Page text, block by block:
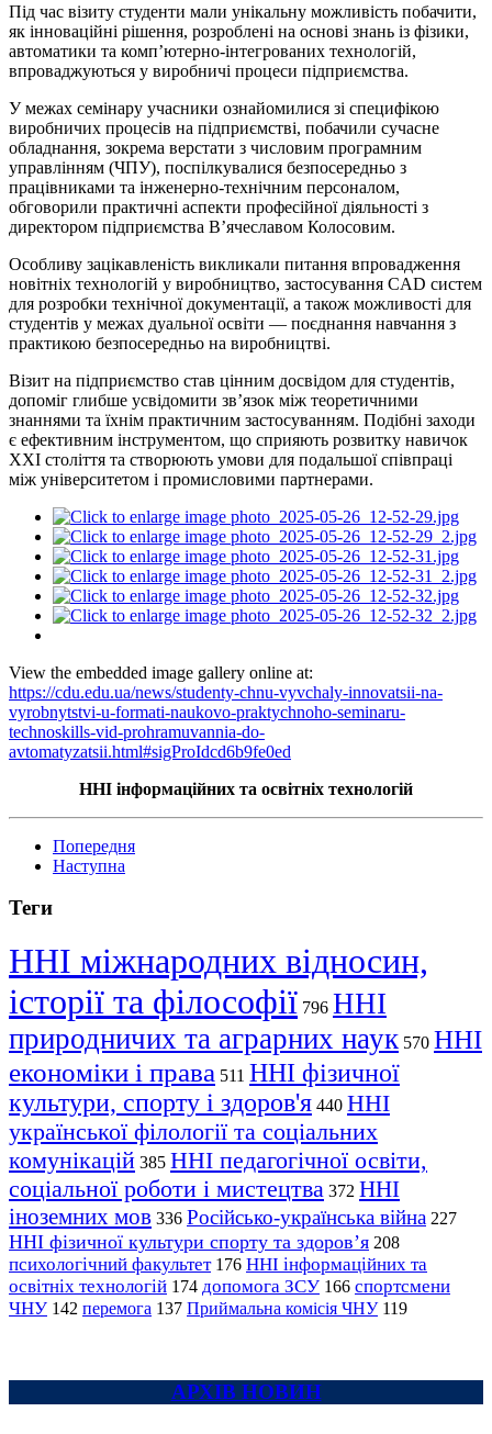
Під час візиту студенти мали унікальну можливість побачити,
як інноваційні рішення, розроблені на основі знань із фізики,
автоматики та комп’ютерно-інтегрованих технологій,
впроваджуються у виробничі процеси підприємства.
У межах семінару учасники ознайомилися зі специфікою
виробничих процесів на підприємстві, побачили сучасне
обладнання, зокрема верстати з числовим програмним
управлінням (ЧПУ), поспілкувалися безпосередньо з
працівниками та інженерно-технічним персоналом,
обговорили практичні аспекти професійної діяльності з
директором підприємства В’ячеславом Колосовим.
Особливу зацікавленість викликали питання впровадження
новітніх технологій у виробництво, застосування CAD систем
для розробки технічної документації, а також можливості для
студентів у межах дуальної освіти — поєднання навчання з
практикою безпосередньо на виробництві.
Візит на підприємство став цінним досвідом для студентів,
допоміг глибше усвідомити зв’язок між теоретичними
знаннями та їхнім практичним застосуванням. Подібні заходи
є ефективним інструментом, що сприяють розвитку навичок
XXI століття та створюють умови для подальшої співпраці
між університетом і промисловими партнерами.
View the embedded image gallery online at:
https://cdu.edu.ua/news/studenty-chnu-vyvchaly-innovatsii-na-
vyrobnytstvi-u-formati-naukovo-praktychnoho-seminaru-
technoskills-vid-prohramuvannia-do-
avtomatyzatsii.html#sigProIdcd6b9fe0ed
ННІ інформаційних та освітніх технологій
Попередня
Наступна
Теги
ННІ міжнародних відносин,
історії та філософії 796 ННІ
природничих та аграрних наук 570 ННІ
економіки і права 511 ННІ фізичної
культури, спорту і здоров'я 440 ННІ
української філології та соціальних
комунікацій 385 ННІ педагогічної освіти,
соціальної роботи і мистецтва 372 ННІ
іноземних мов 336 Російсько-українська війна 227
ННІ фізичної культури спорту та здоров’я 208
психологічний факультет 176 ННІ інформаційних та
освітніх технологій 174 допомога ЗСУ 166 спортсмени
ЧНУ 142 перемога 137 Приймальна комісія ЧНУ 119
АРХІВ НОВИН